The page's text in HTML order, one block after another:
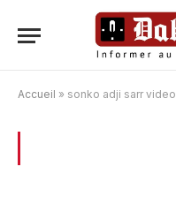
Accueil » sonko adji sarr video